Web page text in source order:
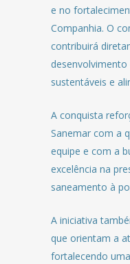
e no
Companhia. O
contribuirá
sustentáveis e
A conquista
Sanemar com a
equipe e com a
excelência na
saneamento à
A iniciativa
que orientam a
fortalecendo